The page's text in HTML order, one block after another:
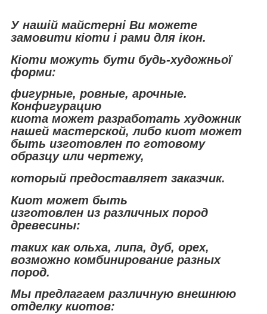
У нашій майстерні Ви можете
замовити кіоти і рами для ікон.
Кіоти можуть бути будь-художньої
форми:
фигурные, ровные, арочные.
Конфигурацию
киота может разработать художник
нашей мастерской, либо киот может
быть изготовлен по готовому
образцу или чертежу,
который предоставляет заказчик.
Киот может быть
изготовлен из различных пород
древесины:
таких как ольха, липа, дуб, орех,
возможно комбинирование разных
пород.
Мы предлагаем различную внешнюю
отделку киотов: